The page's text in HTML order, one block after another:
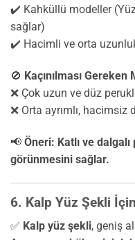
✔️ Kahküllü modeller
sağlar)
✔️ Hacimli ve orta
🚫 Kaçınılması Gereken
❌ Çok uzun ve düz
❌ Orta ayrımlı, hacimsiz
📢 Öneri: Katlı ve
görünmesini sağlar.
6. Kalp Yüz Şekli
✅ Kalp yüz şekli, geniş